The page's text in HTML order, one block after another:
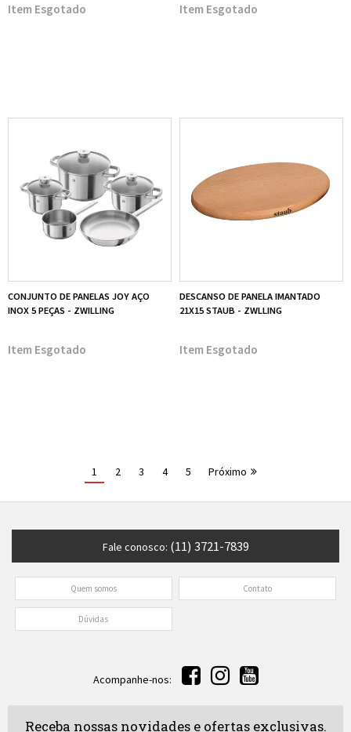
Esgotado Esgotado
CONJUNTO DE PANELAS JOY AÇO
INOX 5 PEÇAS - ZWILLING
Esgotado
DESCANSO DE PANELA IMANTADO
21X15 STAUB - ZWLLING
Esgotado
1 2 3 4 5 Próximo
Fale conosco: (11) 3721-7839
Quem somos Contato
Dúvidas
Acompanhe-nos:
Receba nossas novidades e ofertas exclusivas.